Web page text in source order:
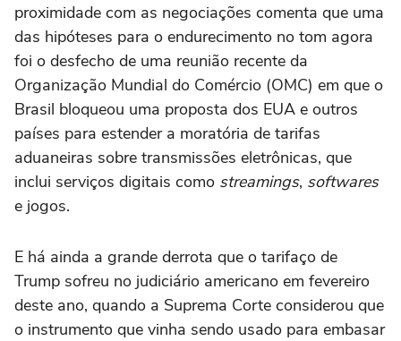
proximidade com as negociações comenta que uma
das hipóteses para o endurecimento no tom agora
foi o desfecho de uma reunião recente da
Organização Mundial do Comércio (OMC) em que o
Brasil bloqueou uma proposta dos EUA e outros
países para estender a moratória de tarifas
aduaneiras sobre transmissões eletrônicas, que
inclui serviços digitais como streamings, softwares
e jogos.
E há ainda a grande derrota que o tarifaço de
Trump sofreu no judiciário americano em fevereiro
deste ano, quando a Suprema Corte considerou que
o instrumento que vinha sendo usado para embasar